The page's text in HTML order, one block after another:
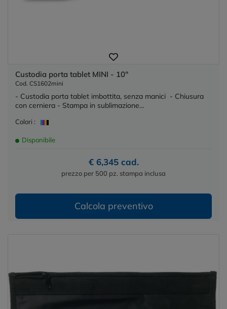
Custodia porta tablet MINI - 10''
Cod. CS1602mini
- Custodia porta tablet imbottita, senza manici - Chiusura
con cerniera - Stampa in sublimazione...
Colori :
Disponibile
€ 6,345 cad.
prezzo per 500 pz. stampa inclusa
Calcola preventivo